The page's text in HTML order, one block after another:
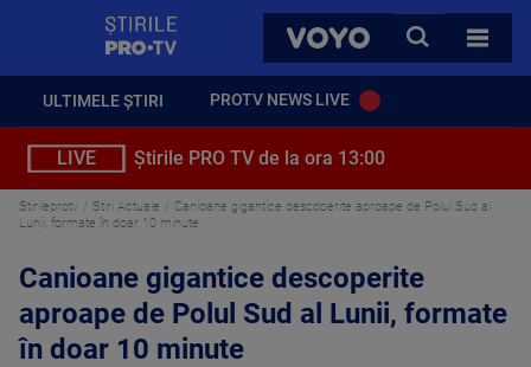
VOYO
CAUTA
TOATE
ULTIMELE ȘTIRI PROTV NEWS LIVE
LIVE Știrile PRO TV de la ora 13:00
Stirileprotv Știri Actuale
Canioane gigantice descoperite aproape de Polul Sud al
Lunii, formate în doar 10 minute
Canioane gigantice descoperite
aproape de Polul Sud al Lunii, formate
în doar 10 minute